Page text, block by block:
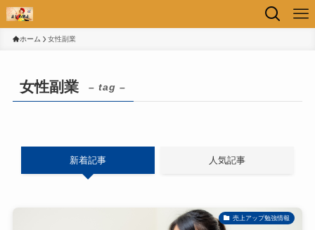
ホーム 女性副業
女性副業 – tag –
新着記事 人気記事
売上アップ勉強情報